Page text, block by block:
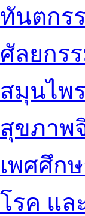
ทันตกร
ศัลยกร
สมุนไพร
สุขภาพ
เพศศึก
โรค แล